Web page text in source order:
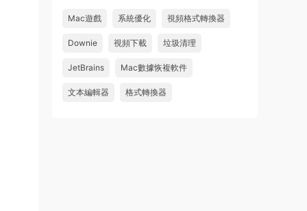
u604731536624 • 2026-07-15
中文破解版
Mac遊戲 系統優化 視頻格式轉換器
Downie 視頻下載 垃圾清理
JetBrains Mac數據恢複軟件
文本編輯器 格式轉換器